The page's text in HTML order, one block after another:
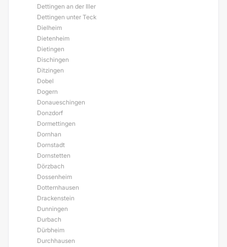
Dettingen an der Iller
Dettingen unter Teck
Dielheim
Dietenheim
Dietingen
Dischingen
Ditzingen
Dobel
Dogern
Donaueschingen
Donzdorf
Dormettingen
Dornhan
Dornstadt
Dornstetten
Dörzbach
Dossenheim
Dotternhausen
Drackenstein
Dunningen
Durbach
Dürbheim
Durchhausen